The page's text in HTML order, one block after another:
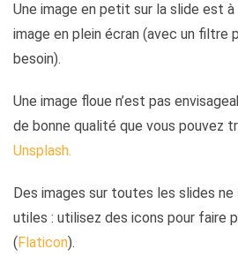
Une image en petit sur la slide est à
image en plein écran (avec un filtre
besoin).
Une image floue n’est pas
de bonne qualité que vous pouvez
Unsplash.
Des images sur toutes les slides
utiles : utilisez des icons pour faire
( Flaticon).